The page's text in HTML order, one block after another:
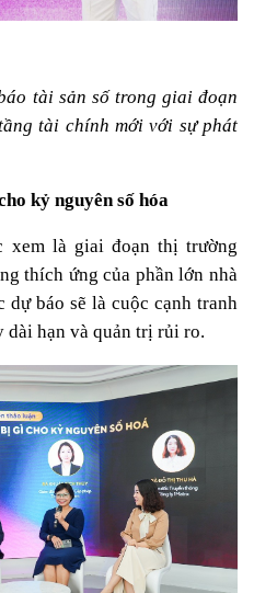
tài sản số trong giai đoạn
tài chính mới với sự phát
kỷ nguyên số hóa
xem là giai đoạn thị trường
thích ứng của phần lớn nhà
báo sẽ là cuộc cạnh tranh
dài hạn và quản trị rủi ro.